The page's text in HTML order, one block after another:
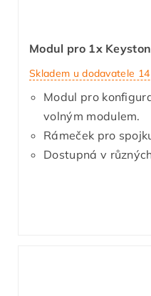
Modul pro 1x
Skladem u dodavatele
Modul pro
volným modulem.
Rámeček pro
Dostupná v